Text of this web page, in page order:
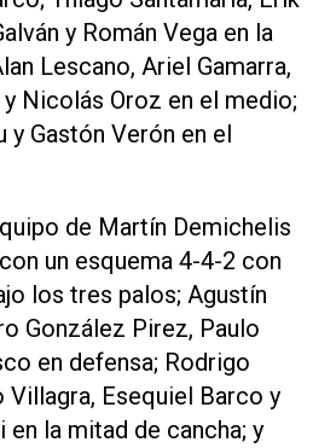
y Román Vega en la
Lescano, Ariel Gamarra,
Nicolás Oroz en el medio;
y Gastón Verón en el
de Martín Demichelis
un esquema 4-4-2 con
los tres palos; Agustín
González Pirez, Paulo
en defensa; Rodrigo
Esequiel Barco y
en la mitad de cancha; y